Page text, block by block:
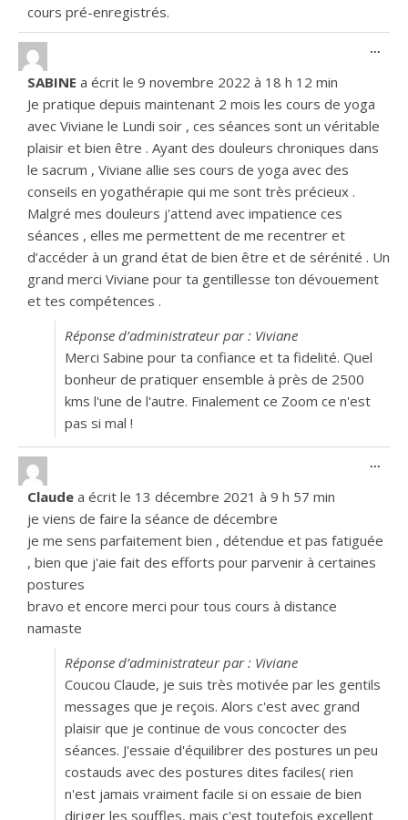
cours pré-enregistrés.
SABINE a écrit le 9 novembre 2022 à 18 h 12 min
Je pratique depuis maintenant 2 mois les cours de yoga
avec Viviane le Lundi soir , ces séances sont un véritable
plaisir et bien être . Ayant des douleurs chroniques dans
le sacrum , Viviane allie ses cours de yoga avec des
conseils en yogathérapie qui me sont très précieux .
Malgré mes douleurs j'attend avec impatience ces
séances , elles me permettent de me recentrer et
d’accéder à un grand état de bien être et de sérénité . Un
grand merci Viviane pour ta gentillesse ton dévouement
et tes compétences .
Réponse d’administrateur par : Viviane
Merci Sabine pour ta confiance et ta fidelité. Quel
bonheur de pratiquer ensemble à près de 2500
kms l'une de l'autre. Finalement ce Zoom ce n'est
pas si mal !
...
Claude a écrit le 13 décembre 2021 à 9 h 57 min
je viens de faire la séance de décembre
je me sens parfaitement bien , détendue et pas fatiguée
, bien que j'aie fait des efforts pour parvenir à certaines
postures
bravo et encore merci pour tous cours à distance
namaste
Réponse d’administrateur par : Viviane
Coucou Claude, je suis très motivée par les gentils
messages que je reçois. Alors c'est avec grand
plaisir que je continue de vous concocter des
séances. J'essaie d'équilibrer des postures un peu
costauds avec des postures dites faciles( rien
n'est jamais vraiment facile si on essaie de bien
diriger les souffles, mais c'est toutefois excellent
...